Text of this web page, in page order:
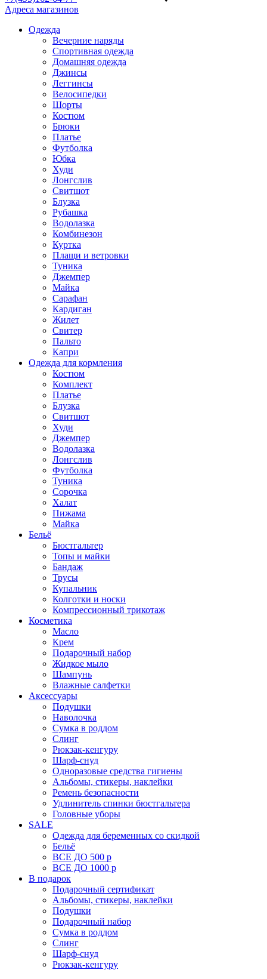
Адреса магазинов
Одежда
Вечерние наряды
Спортивная одежда
Домашняя одежда
Джинсы
Леггинсы
Велосипедки
Шорты
Костюм
Брюки
Платье
Футболка
Юбка
Худи
Лонгслив
Свитшот
Блузка
Рубашка
Водолазка
Комбинезон
Куртка
Плащи и ветровки
Туника
Джемпер
Майка
Сарафан
Кардиган
Жилет
Свитер
Пальто
Капри
Одежда для кормления
Костюм
Комплект
Платье
Блузка
Свитшот
Худи
Джемпер
Водолазка
Лонгслив
Футболка
Туника
Сорочка
Халат
Пижама
Майка
Бельё
Бюстгальтер
Топы и майки
Бандаж
Трусы
Купальник
Колготки и носки
Компрессионный трикотаж
Косметика
Масло
Крем
Подарочный набор
Жидкое мыло
Шампунь
Влажные салфетки
Аксессуары
Подушки
Наволочка
Сумка в роддом
Cлинг
Рюкзак-кенгуру
Шарф-снуд
Одноразовые средства гигиены
Альбомы, стикеры, наклейки
Ремень безопасности
Удлинитель спинки бюстгальтера
Головные уборы
SALE
Одежда для беременных со скидкой
Бельё
ВСЕ ДО 500 р
ВСЕ ДО 1000 р
В подарок
Подарочный сертификат
Альбомы, стикеры, наклейки
Подушки
Подарочный набор
Сумка в роддом
Слинг
Шарф-снуд
Рюкзак-кенгуру